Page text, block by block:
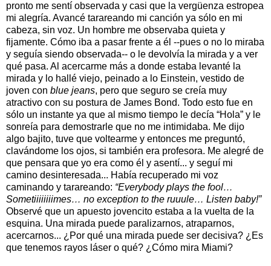
pronto me sentí observada y casi que la vergüenza estropea
mi alegría. Avancé tarareando mi canción ya sólo en mi
cabeza, sin voz. Un hombre me observaba quieta y
fijamente. Cómo iba a pasar frente a él --pues o no lo miraba
y seguía siendo observada-- o le devolvía la mirada y a ver
qué pasa. Al acercarme más a donde estaba levanté la
mirada y lo hallé viejo, peinado a lo Einstein, vestido de
joven con blue jeans, pero que seguro se creía muy
atractivo con su postura de James Bond. Todo esto fue en
sólo un instante ya que al mismo tiempo le decía “Hola” y le
sonreía para demostrarle que no me intimidaba. Me dijo
algo bajito, tuve que voltearme y entonces me preguntó,
clavándome los ojos, si también era profesora. Me alegré de
que pensara que yo era como él y asentí... y seguí mi
camino desinteresada... Había recuperado mi voz
caminando y tarareando: “Everybody plays the fool…
Sometiiiiiiiimes… no exception to the ruuule… Listen baby!”
Observé que un apuesto jovencito estaba a la vuelta de la
esquina. Una mirada puede paralizarnos, atraparnos,
acercarnos... ¿Por qué una mirada puede ser decisiva? ¿Es
que tenemos rayos láser o qué? ¿Cómo mira Miami?